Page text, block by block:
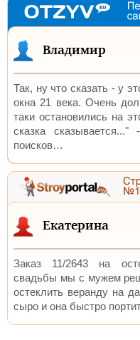
Владимир
Так, ну что сказать - у
окна 21 века. Очень
таки остановились на
сказка
поисков…
Екатерина
Заказ 11/2643 на
свадьбы мы с мужем
остеклить веранду на
сыро и она быстро